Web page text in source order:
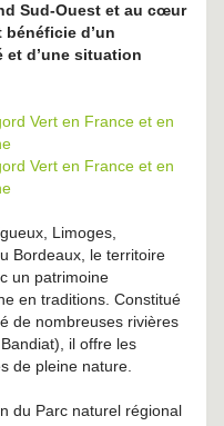
Sud-Ouest et au cœur
bénéficie d’un
et d’une situation
Limoges,
Bordeaux, le territoire
un patrimoine
en traditions. Constitué
de nombreuses rivières
il offre les
de pleine nature.
du Parc naturel régional